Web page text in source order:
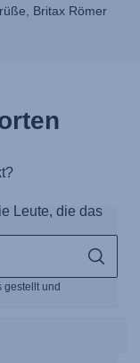
Britax Römer